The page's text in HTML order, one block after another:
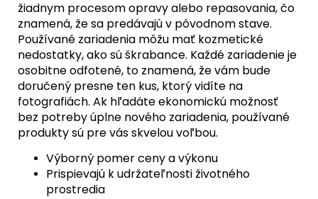
žiadnym procesom opravy alebo repasovania, čo
znamená, že sa predávajú v pôvodnom stave.
Používané zariadenia môžu mať kozmetické
nedostatky, ako sú škrabance. Každé zariadenie je
osobitne odfotené, to znamená, že vám bude
doručený presne ten kus, ktorý vidíte na
fotografiách. Ak hľadáte ekonomickú možnosť
bez potreby úplne nového zariadenia, používané
produkty sú pre vás skvelou voľbou.
Výborný pomer ceny a výkonu
Prispievajú k udržateľnosti životného
prostredia